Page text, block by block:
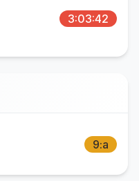
3:03:42
9:a